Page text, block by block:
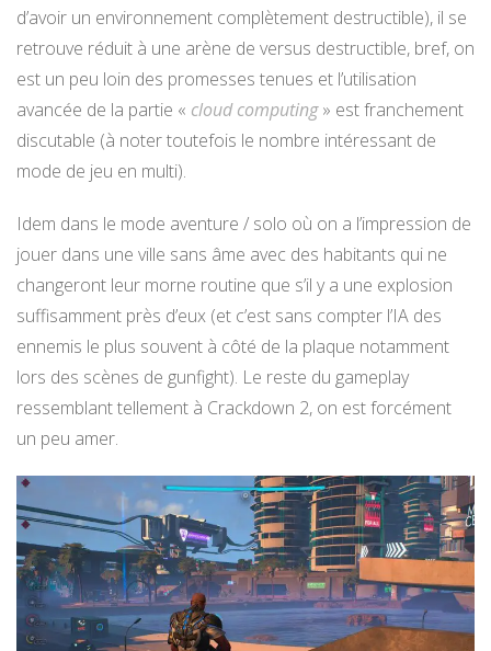
d’avoir un environnement complètement destructible), il se
retrouve réduit à une arène de versus destructible, bref, on
est un peu loin des promesses tenues et l’utilisation
avancée de la partie « cloud computing» est franchement
discutable (à noter toutefois le nombre intéressant de
mode de jeu en multi).
Idem dans le mode aventure / solo où on a l’impression de
jouer dans une ville sans âme avec des habitants qui ne
changeront leur morne routine que s’il y a une explosion
suffisamment près d’eux (et c’est sans compter l’IA des
ennemis le plus souvent à côté de la plaque notamment
lors des scènes de gunfight). Le reste du gameplay
ressemblant tellement à Crackdown 2, on est forcément
un peu amer.